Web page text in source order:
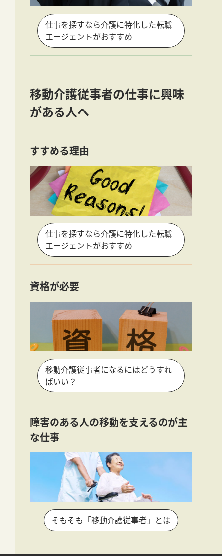
仕事を探すなら介護に特化した転職
エージェントがおすすめ
移動介護従事者の仕事に興味
がある人へ
すすめる理由
仕事を探すなら介護に特化した転職
エージェントがおすすめ
資格が必要
移動介護従事者になるにはどうすれ
ばいい？
障害のある人の移動を支えるのが主
な仕事
そもそも「移動介護従事者」とは